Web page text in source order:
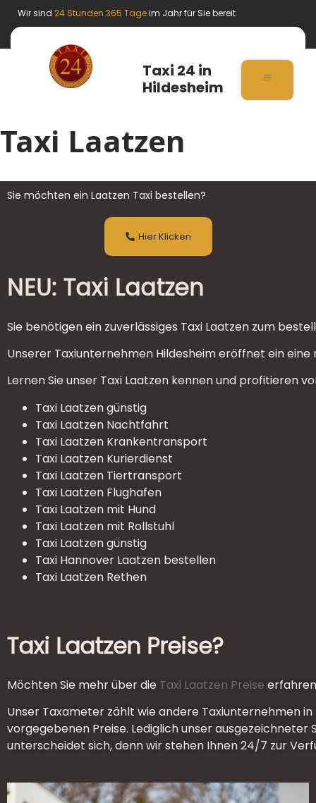
Wir sind 24 Stunden 365 Tageim Jahr für Sie bereit
Taxi 24 in
Hildesheim
Taxi Laatzen
Sie möchten ein Laatzen Taxi bestellen?
Hier Klicken
NEU: Taxi Laatzen
Sie benötigen ein zuverlässiges Taxi Laatzen zum
Unserer Taxiunternehmen Hildesheim eröffnet ein eine
Lernen Sie unser Taxi Laatzen kennen und profitieren
Taxi Laatzen günstig
Taxi Laatzen Nachtfahrt
Taxi Laatzen Krankentransport
Taxi Laatzen Kurierdienst
Taxi Laatzen Tiertransport
Taxi Laatzen Flughafen
Taxi Laatzen mit Hund
Taxi Laatzen mit Rollstuhl
Taxi Laatzen günstig
Taxi Hannover Laatzen bestellen
Taxi Laatzen Rethen
Taxi Laatzen Preise?
Möchten Sie mehr über die Taxi Laatzen Preise
Unser Taxameter zählt wie andere Taxiunternehmen in
vorgegebenen Preise. Lediglich unser ausgezeichneter
unterscheidet sich, denn wir stehen Ihnen 24/7 zur